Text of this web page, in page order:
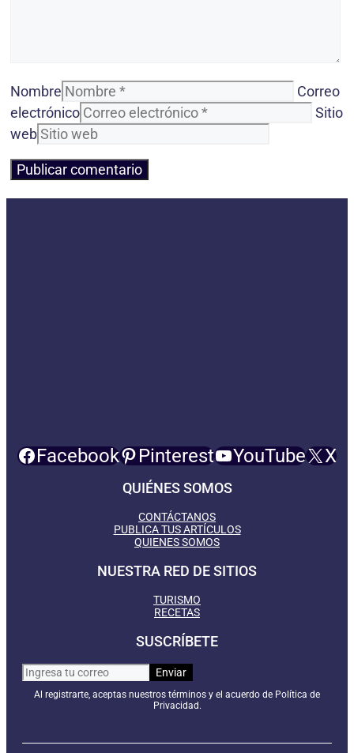
Nombre
Correo
electrónico
Sitio
web
Facebook Pinterest YouTube X
QUIÉNES SOMOS
CONTÁCTANOS
PUBLICA TUS ARTÍCULOS
QUIENES SOMOS
NUESTRA RED DE SITIOS
TURISMO
RECETAS
SUSCRÍBETE
Al registrarte, aceptas nuestros términos y el acuerdo de Política de
Privacidad.